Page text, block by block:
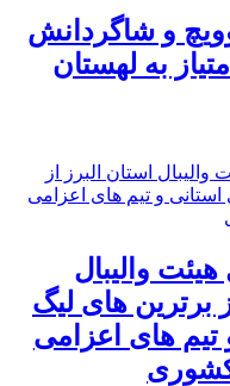
و شاگردانش
به لهستان
والیبال
برترین های لیگ
تیم های اعزامی